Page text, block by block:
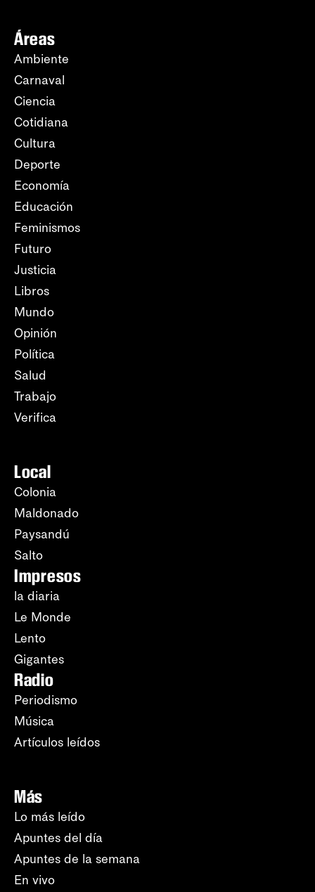
Áreas
Ambiente
Carnaval
Ciencia
Cotidiana
Cultura
Deporte
Economía
Educación
Feminismos
Futuro
Justicia
Libros
Mundo
Opinión
Política
Salud
Trabajo
Verifica
Local
Colonia
Maldonado
Paysandú
Salto
Impresos
la diaria
Le Monde
Lento
Gigantes
Radio
Periodismo
Música
Artículos leídos
Más
Lo más leído
Apuntes del día
Apuntes de la semana
En vivo